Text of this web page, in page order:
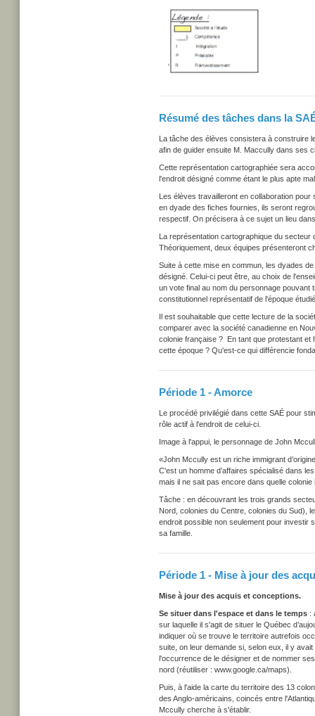
Résumé des tâches dans la
La tâche des élèves consistera à construire
afin de guider ensuite M. Maccully dans ses
Cette représentation cartographiée sera
l'endroit désigné comme étant le plus apte
Les élèves travailleront en collaboration
en dyade des fiches fournies, ils seront
respectif. On précisera à ce sujet un lieu
La représentation cartographique du
Théoriquement, deux équipes présenteront
Suite à cette mise en commun, les dyades
désigné. Celui-ci peut être, au choix de
un vote final au nom du personnage pouvant
constitutionnel représentatif de l'époque
Il est souhaitable que cette lecture de la
comparer avec la société canadienne en
colonie française ? En tant que protestant et
cette époque ? Qu'est-ce qui différencie
Période 1 - Amorce
Le procédé privilégié dans cette SAÉ pour
rôle actif à l'endroit de celui-ci.
Image à l'appui, le personnage de John
«John Mccully est un riche immigrant
C'est un homme d’affaires spécialisé dans
mais il ne sait pas encore dans quelle colonie
Tâche : en découvrant les trois grands
Nord, colonies du Centre, colonies du Sud),
endroit possible non seulement pour investir
sa famille.
Période 1 - Mise à jour des
Mise à jour des acquis et conceptions.
Se situer dans l'espace et dans le temps :
sur laquelle il s'agit de situer le Québec
indiquer où se trouve le territoire autrefois
suite, on leur demande si, selon eux, il y
l'occurrence de le désigner et de nommer
nord (réutiliser : www.google.ca/maps).
Puis, à l'aide la carte du territoire des 13
des Anglo-américains, coincés entre
Mccully cherche à s'établir.